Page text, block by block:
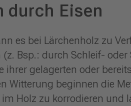
durch Eisen
es bei Lärchenholz zu
Bsp.: durch Schleif- oder
ihrer gelagerten oder
Witterung beginnen die
Holz zu korrodieren und